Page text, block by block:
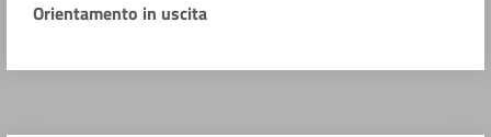
Orientamento in uscita